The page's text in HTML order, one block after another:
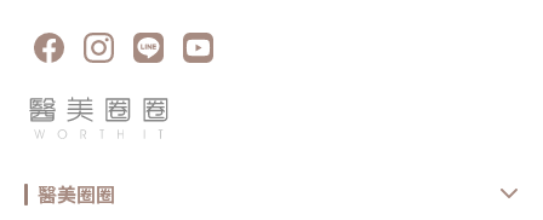
醫美圈圈